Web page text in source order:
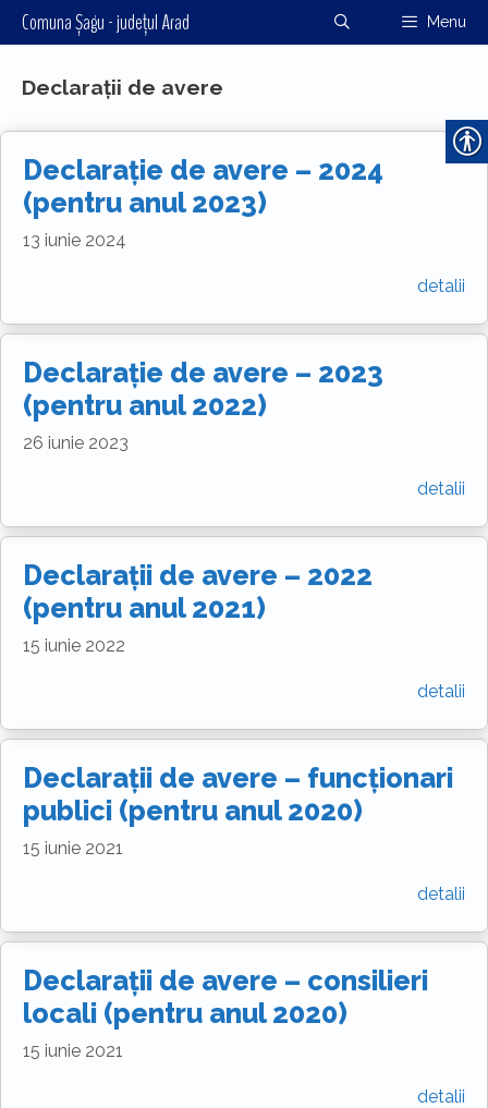
Sari
la
conținut
Comuna Șagu - județul Arad Menu
Declarații de avere
Declarație de avere – 2024
(pentru anul 2023)
13 iunie 2024
detalii
Declarație de avere – 2023
(pentru anul 2022)
26 iunie 2023
detalii
Declarații de avere – 2022
(pentru anul 2021)
15 iunie 2022
detalii
Declarații de avere – funcționari
publici (pentru anul 2020)
15 iunie 2021
detalii
Declarații de avere – consilieri
locali (pentru anul 2020)
15 iunie 2021
detalii